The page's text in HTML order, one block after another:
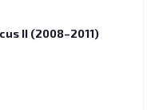
II (2008–2011)